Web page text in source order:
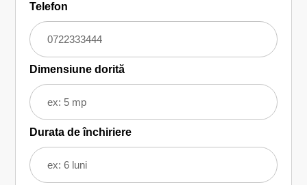
Telefon
Dimensiune dorită
Durata de închiriere